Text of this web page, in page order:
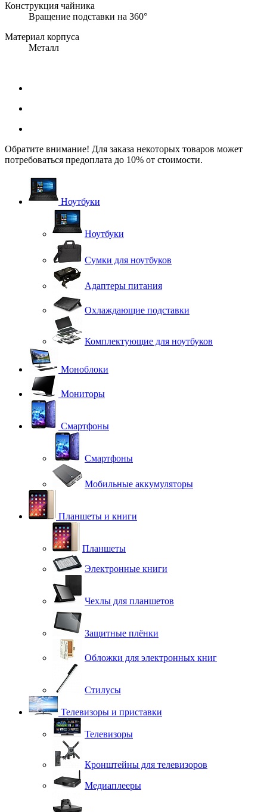
Конструкция чайника
Вращение подставки на 360°
Материал корпуса
Металл
Обратите внимание! Для заказа некоторых товаров может
потребоваться предоплата до 10% от стоимости.
Ноутбуки
Ноутбуки
Сумки для ноутбуков
Адаптеры питания
Охлаждающие подставки
Комплектующие для ноутбуков
Моноблоки
Мониторы
Смартфоны
Смартфоны
Мобильные аккумуляторы
Планшеты и книги
Планшеты
Электронные книги
Чехлы для планшетов
Защитные плёнки
Обложки для электронных книг
Стилусы
Телевизоры и приставки
Телевизоры
Кронштейны для телевизоров
Медиаплееры